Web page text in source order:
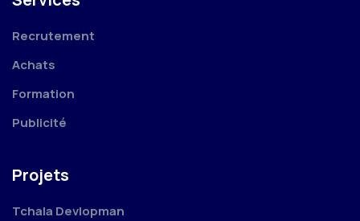
Recrutement
Achats
Formation
Publicité
Projets
Tchala Devlopman